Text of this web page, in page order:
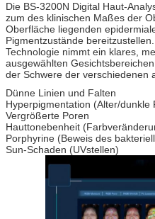
Die BS-3200N Digital Haut-
zum des klinischen Maßes der
Oberfläche liegenden
Pigmentzustände
Technologie nimmt ein klares,
ausgewählten
der Schwere der verschiedenen
Dünne Linien und Falten
Hyperpigmentation (Alter/dunkle
Vergrößerte Poren
Hauttonebenheit
Porphyrine (Beweis des
Sun-Schaden (UVstellen)